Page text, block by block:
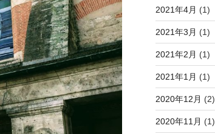
2021年4月 (1)
2021年3月 (1)
2021年2月 (1)
2021年1月 (1)
2020年12月 (2)
2020年11月 (1)